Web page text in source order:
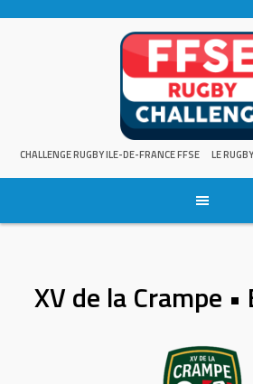
CHALLENGE RUGBY ILE-DE-FRANCE FFSE LE
XV de la Crampe •